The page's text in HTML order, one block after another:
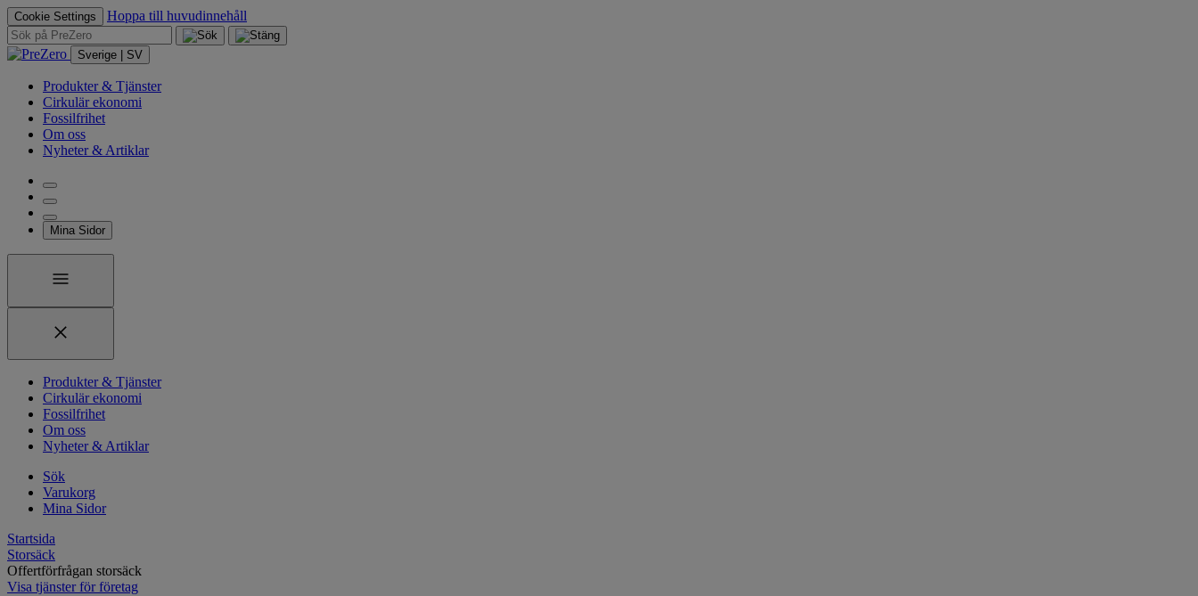
Cookie Settings Hoppa till huvudinnehåll
Sverige | SV
Produkter & Tjänster
Cirkulär ekonomi
Fossilfrihet
Om oss
Nyheter & Artiklar
Mina Sidor
Produkter & Tjänster
Cirkulär ekonomi
Fossilfrihet
Om oss
Nyheter & Artiklar
Sök
Varukorg
Mina Sidor
Startsida
Storsäck
Offertförfrågan storsäck
Visa tjänster för företag